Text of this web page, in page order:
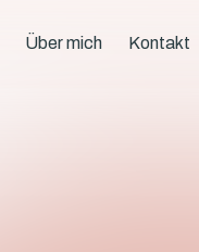
Über mich Kontakt